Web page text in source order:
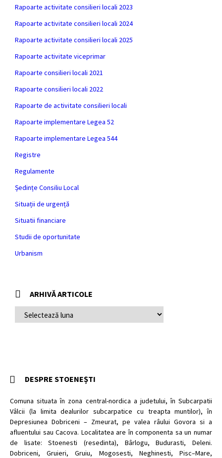
Rapoarte activitate consilieri locali 2023
Rapoarte activitate consilieri locali 2024
Rapoarte activitate consilieri locali 2025
Rapoarte activitate viceprimar
Rapoarte consilieri locali 2021
Rapoarte consilieri locali 2022
Rapoarte de activitate consilieri locali
Rapoarte implementare Legea 52
Rapoarte implementare Legea 544
Registre
Regulamente
Ședințe Consiliu Local
Situații de urgență
Situatii financiare
Studii de oportunitate
Urbanism
ARHIVĂ ARTICOLE
ARTICOLE
DESPRE STOENEȘTI
Comuna situata în zona central-nordica a judetului, în Subcarpatii
Vâlcii (la limita dealurilor subcarpatice cu treapta muntilor), în
Depresiunea Dobriceni – Zmeurat, pe valea râului Govora si a
afluentului sau Cacova. Localitatea are în componenta sa un numar
de lisate: Stoenesti (resedinta), Bârlogu, Budurasti, Deleni.
Dobriceni, Gruieri, Gruiu, Mogosesti, Neghinesti, Pisc–Mare,